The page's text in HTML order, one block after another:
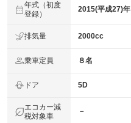
年式（初度
登録）
2015(平成27)年
排気量 2000cc
乗車定員 ８名
ドア 5D
エコカー減
税対象車
－